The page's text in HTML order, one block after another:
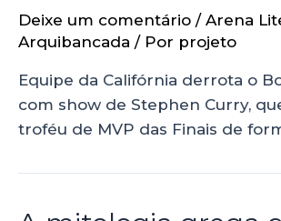
Deixe um comentário / Arena
Arquibancada / Por projeto
Equipe da Califórnia derrota o
com show de Stephen Curry,
troféu de MVP das Finais de